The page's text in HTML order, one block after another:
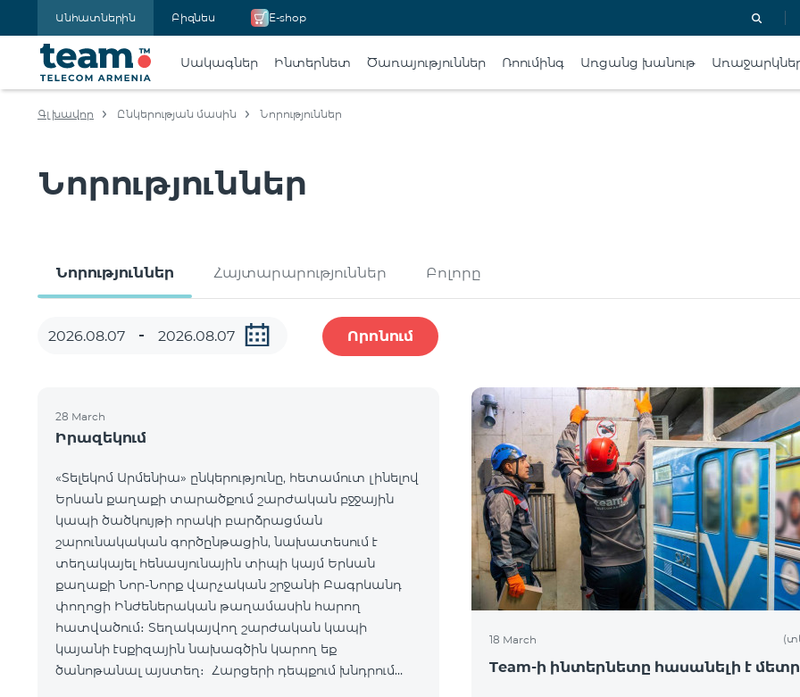
Անհատներին Բիզնես E-shop
Սակագներ Ինտերնետ Ծառայություններ Ռոումինգ Առցանց խանութ
Գլխավոր Ընկերության մասին Նորություններ
Նորություններ
Նորություններ Հայտարարություններ Բոլորը
Որոնում
28 March
Իրազեկում
«Տելեկոմ Արմենիա» ընկերությունը, հետամուտ լինելով
Երևան քաղաքի տարածքում շարժական բջջային
կապի ծածկույթի որակի բարձրացման
շարունակական գործընթացին, նախատեսում է
տեղակայել հենասյունային տիպի կայմ Երևան
քաղաքի Նոր-Նորք վարչական շրջանի Բագրևանդ
փողոցի Ինժեներական թաղամասին հարող
հատվածում։ Տեղակայվող շարժական կապի
կայանի էսքիզային նախագծին կարող եք
ծանոթանալ այստեղ։ Հարցերի դեպքում խնդրում
18 March
Team-ի ինտերնետը հասանելի է